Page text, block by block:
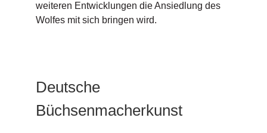
weiteren Entwicklungen die Ansiedlung des
Wolfes mit sich bringen wird.
Deutsche
Büchsenmacherkunst